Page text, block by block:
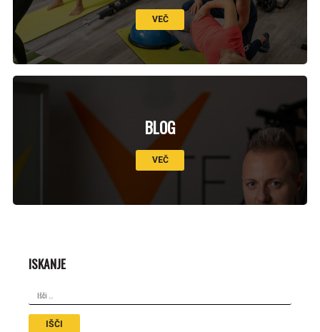
VEČ
BLOG
VEČ
ISKANJE